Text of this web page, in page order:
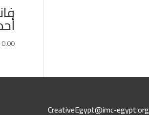
CreativeEgypt@imc-egypt.org